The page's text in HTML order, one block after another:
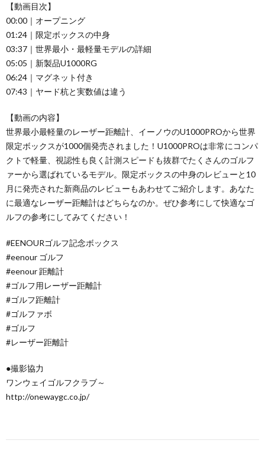
【動画目次】
00:00｜オープニング
01:24｜限定ボックスの中身
03:37｜世界最小・最軽量モデルの詳細
05:05｜新製品U1000RG
06:24｜マグネット付き
07:43｜ヤード杭と実数値は違う
【動画の内容】
世界最小最軽量のレーザー距離計、イーノウのU1000PROから世界
限定ボックスが1000個発売されました！U1000PROは非常にコンパ
クトで軽量、視認性も良く計測スピードも抜群でたくさんのゴルフ
ァーから選ばれているモデル。限定ボックスの中身のレビューと10
月に発売された新商品のレビューもあわせてご紹介します。あなた
に最適なレーザー距離計はどちらなのか。ぜひ参考にして快適なゴ
ルフの参考にしてみてください！
#EENOURゴルフ記念ボックス
#eenour ゴルフ
#eenour 距離計
#ゴルフ用レーザー距離計
#ゴルフ距離計
#ゴルファボ
#ゴルフ
#レーザー距離計
●撮影協力
ワンウェイゴルフクラブ～
http://onewaygc.co.jp/